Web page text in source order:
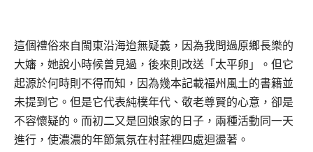
這個禮俗來自閩東沿海迨無疑義，因為我問過原鄉長樂的
大嬸，她說小時候曾見過，後來則改送「太平卵」。但它
起源於何時則不得而知，因為幾本記載福州風土的書籍並
未提到它。但是它代表純樸年代、敬老尊賢的心意，卻是
不容懷疑的。而初二又是回娘家的日子，兩種活動同一天
進行，使濃濃的年節氣氛在村莊裡四處迴盪著。